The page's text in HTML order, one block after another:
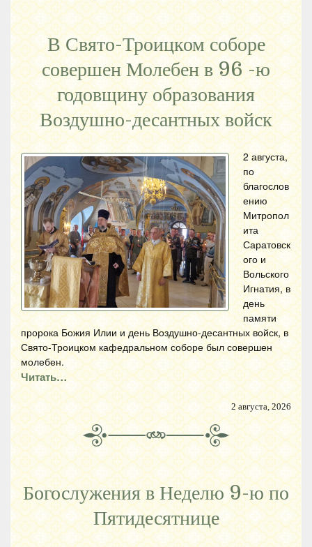
В Свято-Троицком соборе
совершен Молебен в 96 -ю
годовщину образования
Воздушно-десантных войск
2 августа,
по
благослов
ению
Митропол
ита
Саратовск
ого и
Вольского
Игнатия, в
день
памяти
пророка Божия Илии и день Воздушно-десантных войск, в
Свято-Троицком кафедральном соборе был совершен
молебен.
Читать…
2 августа, 2026
Богослужения в Неделю 9-ю по
Пятидесятнице